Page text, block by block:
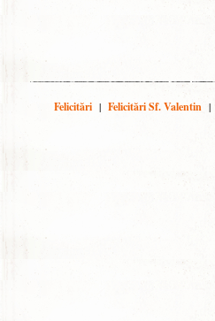
Felicitări | Felicitări Sf. Valentin |